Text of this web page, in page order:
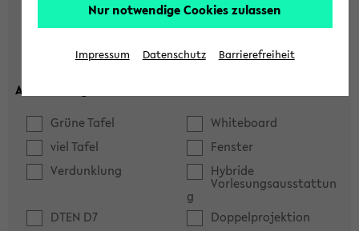
max. Plätze:
Ausstattung:
Grüne Tafel
Whiteboard
viel Tafel
Fenster
Verdunklung
Hybride
Vorlesungsausstattun
g
DTEN D7
Doppelprojektion
Nur notwendige Cookies zulassen
Impressum Datenschutz Barrierefreiheit